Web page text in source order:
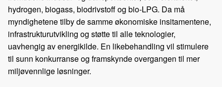
hydrogen, biogass, biodrivstoff og bio-LPG. Da må
myndighetene tilby de samme økonomiske insitamentene,
infrastrukturutvikling og støtte til alle teknologier,
uavhengig av energikilde. En likebehandling vil stimulere
til sunn konkurranse og framskynde overgangen til mer
miljøvennlige løsninger.